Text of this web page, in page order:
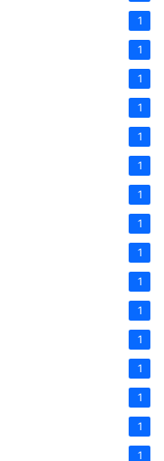
1
1
1
1
1
1
1
1
1
1
1
1
1
1
1
1